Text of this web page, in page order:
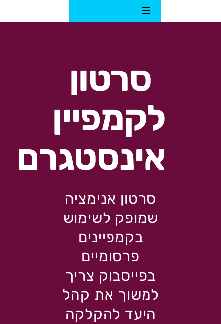
Toggle
סרטון
לקמפיין
אינסטגרם
סרטון אנימציה
שמופק לשימוש
בקמפיינים
פרסומיים
בפייסבוק צריך
למשוך את קהל
היעד להקלקה